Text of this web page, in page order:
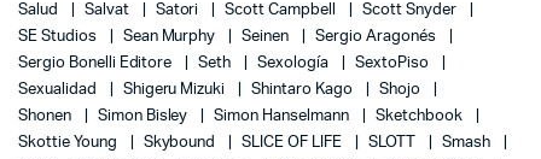
Salud
Salvat Satori Scott Campbell
Scott Snyder
SE Studios
Sean Murphy Seinen
Sergio Aragonés
Sergio Bonelli Editore
Seth Sexología
SextoPiso
Sexualidad
Shigeru Mizuki Shintaro Kago
Shojo
Shonen
Simon Bisley Simon Hanselmann
Sketchbook
Skottie Young
Skybound SLICE OF LIFE SLOTT
Smash